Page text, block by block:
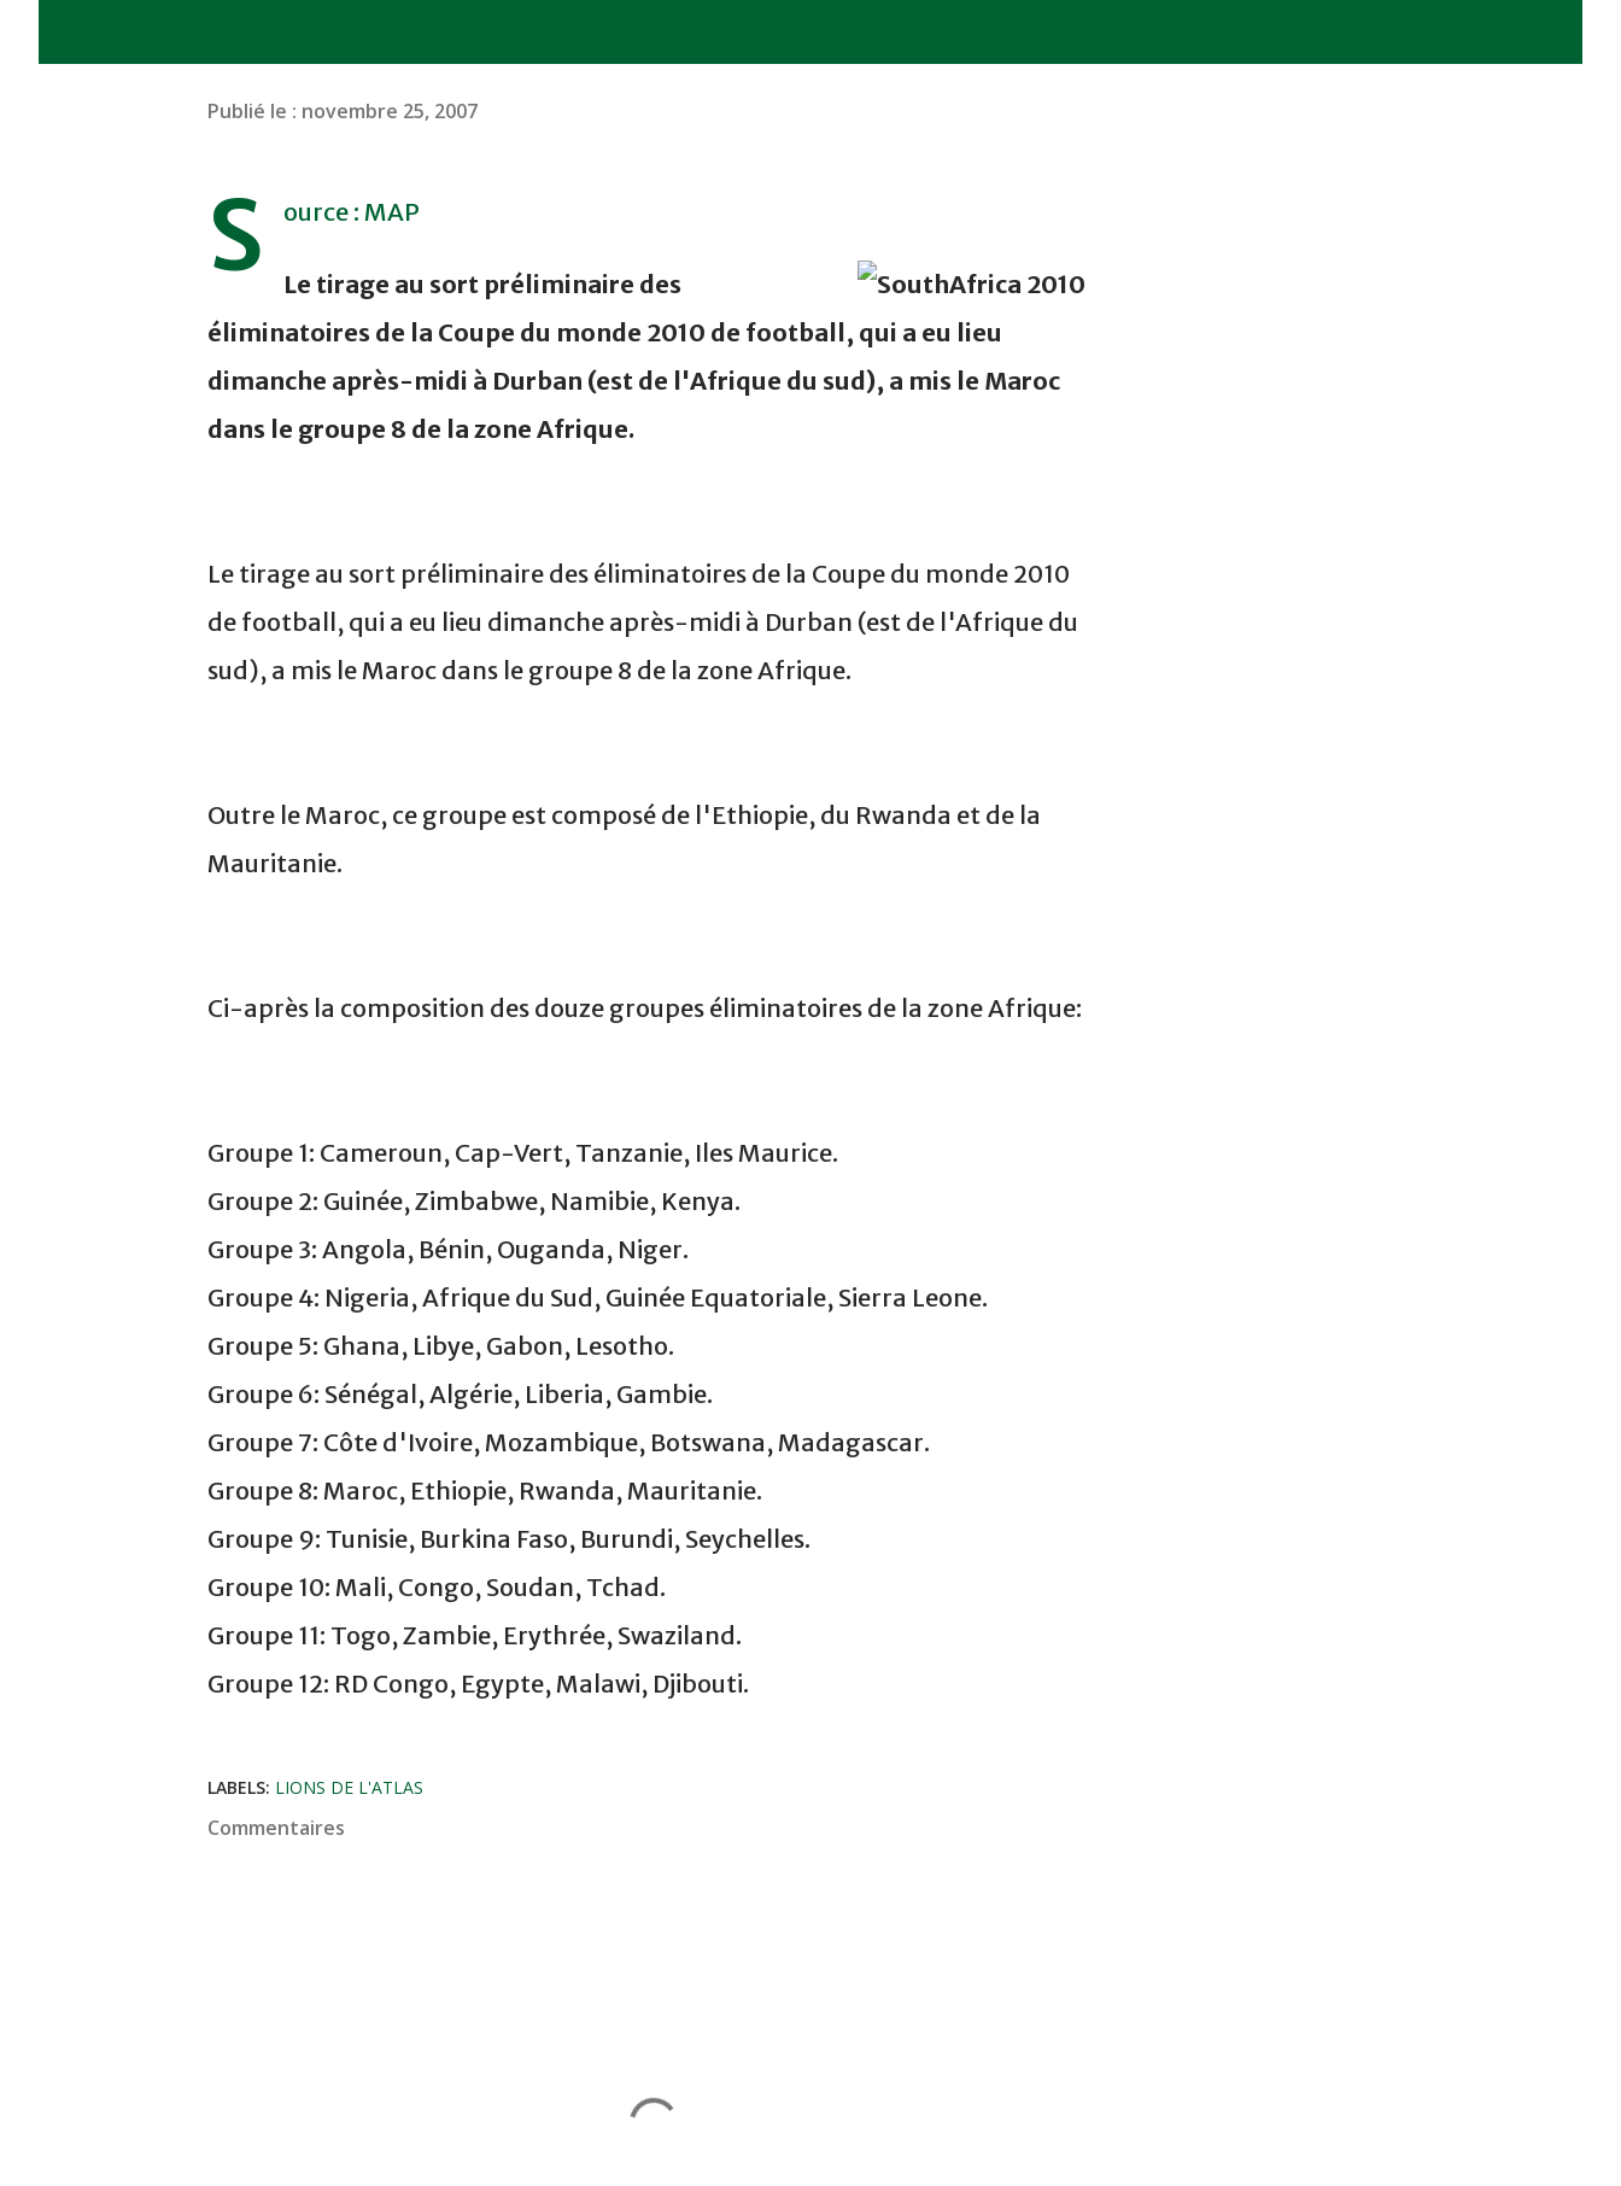
Publié le : novembre 25, 2007
S ource : MAP
Le tirage au sort préliminaire des
éliminatoires de la Coupe du monde 2010 de football, qui a eu lieu
dimanche après-midi à Durban (est de l'Afrique du sud), a mis le Maroc
dans le groupe 8 de la zone Afrique.
Le tirage au sort préliminaire des éliminatoires de la Coupe du monde 2010
de football, qui a eu lieu dimanche après-midi à Durban (est de l'Afrique du
sud), a mis le Maroc dans le groupe 8 de la zone Afrique.
Outre le Maroc, ce groupe est composé de l'Ethiopie, du Rwanda et de la
Mauritanie.
Ci-après la composition des douze groupes éliminatoires de la zone Afrique:
Groupe 1: Cameroun, Cap-Vert, Tanzanie, Iles Maurice.
Groupe 2: Guinée, Zimbabwe, Namibie, Kenya.
Groupe 3: Angola, Bénin, Ouganda, Niger.
Groupe 4: Nigeria, Afrique du Sud, Guinée Equatoriale, Sierra Leone.
Groupe 5: Ghana, Libye, Gabon, Lesotho.
Groupe 6: Sénégal, Algérie, Liberia, Gambie.
Groupe 7: Côte d'Ivoire, Mozambique, Botswana, Madagascar.
Groupe 8: Maroc, Ethiopie, Rwanda, Mauritanie.
Groupe 9: Tunisie, Burkina Faso, Burundi, Seychelles.
Groupe 10: Mali, Congo, Soudan, Tchad.
Groupe 11: Togo, Zambie, Erythrée, Swaziland.
Groupe 12: RD Congo, Egypte, Malawi, Djibouti.
LABELS: LIONS DE L'ATLAS
Commentaires